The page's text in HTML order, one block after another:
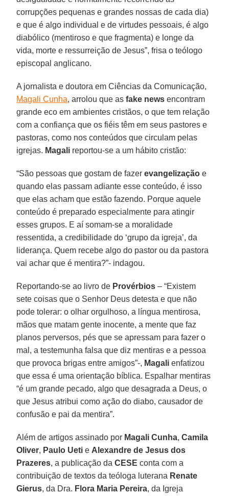
corrupções pequenas e grandes nossas de cada dia)
e que é algo individual e de virtudes pessoais, é algo
diabólico (mentiroso e que fragmenta) e longe da
vida, morte e ressurreição de Jesus”, frisa o teólogo
episcopal anglicano.
A jornalista e doutora em Ciências da Comunicação,
Magali Cunha, arrolou que asfake news encontram
grande eco em ambientes cristãos, o que tem relação
com a confiança que os fiéis têm em seus pastores e
pastoras, como nos conteúdos que circulam pelas
igrejas. Magali reportou-se a um hábito cristão:
“São pessoas que gostam de fazerevangelização e
quando elas passam adiante esse conteúdo, é isso
que elas acham que estão fazendo. Porque aquele
conteúdo é preparado especialmente para atingir
esses grupos. E aí somam-se a moralidade
ressentida, a credibilidade do ‘grupo da igreja’, da
liderança. Quem recebe algo do pastor ou da pastora
vai achar que é mentira?”- indagou.
Reportando-se ao livro de Provérbios – “Existem
sete coisas que o Senhor Deus detesta e que não
pode tolerar: o olhar orgulhoso, a língua mentirosa,
mãos que matam gente inocente, a mente que faz
planos perversos, pés que se apressam para fazer o
mal, a testemunha falsa que diz mentiras e a pessoa
que provoca brigas entre amigos”-, Magali enfatizou
que essa é uma orientação bíblica. Espalhar mentiras
“é um grande pecado, algo que desagrada a Deus, o
que Jesus atribui como ação do diabo, causador de
confusão e pai da mentira”.
Além de artigos assinado por Magali Cunha,Camila
Oliver, Paulo Ueti e Alexandre de Jesus dos
Prazeres, a publicação daCESE conta com a
contribuição de textos da teóloga luterana Renate
Gierus, da Dra. Flora Maria Pereira, da Igreja